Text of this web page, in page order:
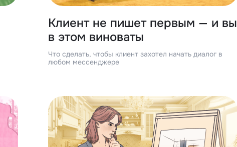
Клиент не пишет первым — и вы
в этом виноваты
Что сделать, чтобы клиент захотел начать диалог в
любом мессенджере